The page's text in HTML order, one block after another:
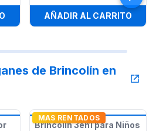
AÑADIR AL CARRITO
de Brincolín en
MAS RENTADOS
Brincolín 3en1 para Niños